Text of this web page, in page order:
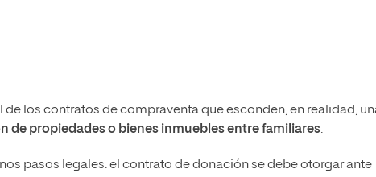
los contratos de compraventa que esconden, en realidad,
de propiedades o bienes inmuebles entre familiares.
pasos legales: el contrato de donación se debe otorgar ante